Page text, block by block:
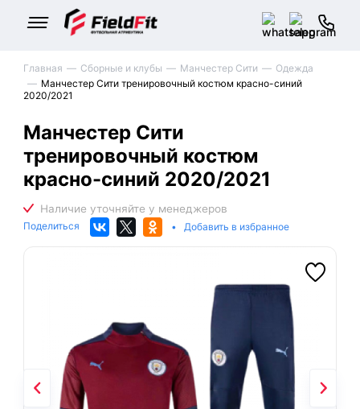
Главная Сборные и клубы Манчестер Сити
Одежда
Манчестер Сити тренировочный костюм красно-синий
2020/2021
Манчестер Сити
тренировочный костюм
красно-синий 2020/2021
Поделиться • Добавить в избранное